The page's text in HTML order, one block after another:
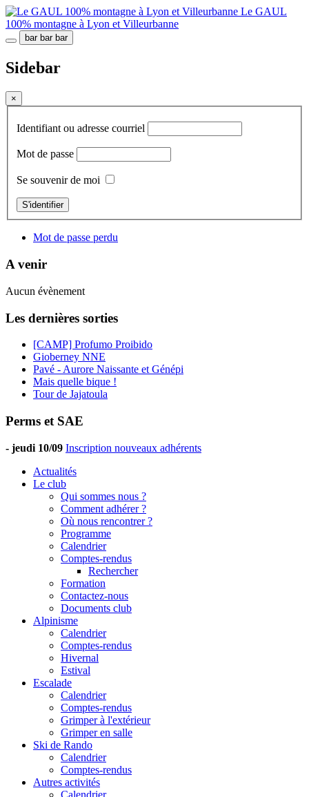
Le GAUL
100% montagne à Lyon et Villeurbanne
bar bar bar
Sidebar
×
Identifiant ou adresse courriel
Mot de passe
Se souvenir de moi
S'identifier
Mot de passe perdu
A venir
Aucun évènement
Les dernières sorties
[CAMP] Profumo Proibido
Gioberney NNE
Pavé - Aurore Naissante et Génépi
Mais quelle bique !
Tour de Jajatoula
Perms et SAE
- jeudi 10/09 Inscription nouveaux adhérents
Actualités
Le club
Qui sommes nous ?
Comment adhérer ?
Où nous rencontrer ?
Programme
Calendrier
Comptes-rendus
Rechercher
Formation
Contactez-nous
Documents club
Alpinisme
Calendrier
Comptes-rendus
Hivernal
Estival
Escalade
Calendrier
Comptes-rendus
Grimper à l'extérieur
Grimper en salle
Ski de Rando
Calendrier
Comptes-rendus
Autres activités
Calendrier